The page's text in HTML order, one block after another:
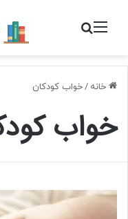
منو جستجو برای
خانه /خواب کودکان
خواب